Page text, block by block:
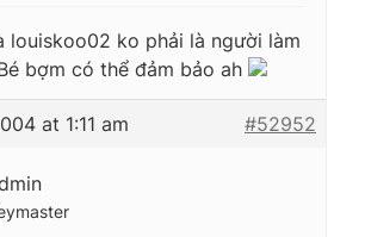
louiskoo02 ko phải là người làm
bợm có thể đảm bảo ah
at 1:11 am #52952